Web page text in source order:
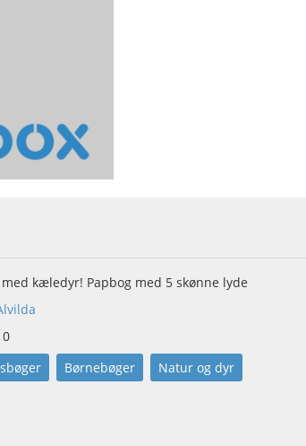
kæledyr! Papbog med 5 skønne lyde
Børnebøger Natur og dyr